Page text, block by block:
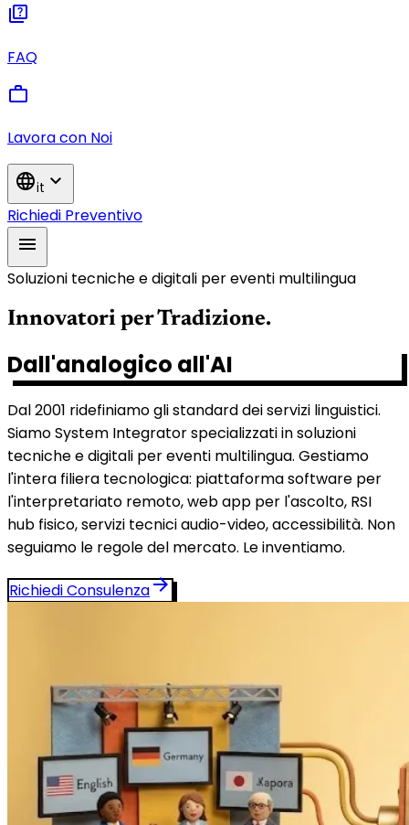
quiz
FAQ
work
Lavora con Noi
languageit expand_more
Richiedi Preventivo
menu
Soluzioni tecniche e digitali per eventi multilingua
Innovatori per Tradizione.
Dall'analogico all'AI
Dal 2001 ridefiniamo gli standard dei servizi linguistici.
Siamo System Integrator specializzati in soluzioni
tecniche e digitali per eventi multilingua. Gestiamo
l'intera filiera tecnologica: piattaforma software per
l'interpretariato remoto, web app per l'ascolto, RSI
hub fisico, servizi tecnici audio-video, accessibilità. Non
seguiamo le regole del mercato. Le inventiamo.
Richiedi Consulenzaarrow_forward